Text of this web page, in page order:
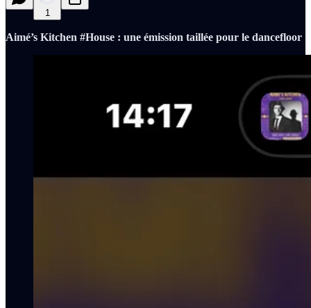
1
Aimé’s Kitchen #House : une émission taillée pour le dancefloor